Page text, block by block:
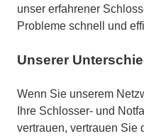
unser erfahrener
Probleme schnell und
Unserer
Wenn Sie unserem
Ihre Schlosser- und
vertrauen, vertrauen Sie